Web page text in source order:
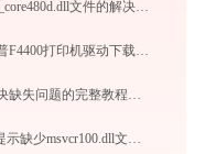
系统提示缺失opencv_core480d.dll文件的解决方法
(2026最新)必看！惠普F4400打印机驱动下载与安装的正确姿势
c10.dll下载指南：解决缺失问题的完整教程（32/64位官方免费版）
wps wpscloudsvr.exe提示缺少msvcr100.dll文件的解决办法